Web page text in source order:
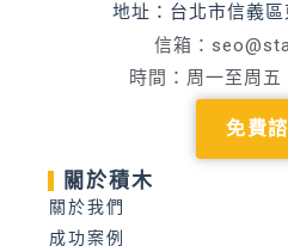
地址：台北市信義
信箱：
時間：周一至周
免費
關於積木
關於我們
成功案例